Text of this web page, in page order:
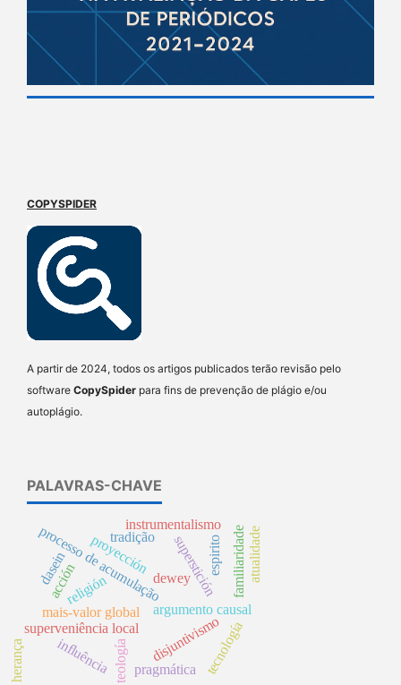
COPYSPIDER
A partir de 2024, todos os artigos publicados terão revisão pelo
software CopySpider para fins de prevenção de plágio e/ou
autoplágio.
PALAVRAS-CHAVE
argumento causal
superstición
proyección
processo de acumulação
mais-valor global
superveniência local
disjuntivismo
religión
tecnología
instrumentalismo
dewey
teología
espirito
influência
familiaridade
dasein
herança
tradição
pragmática
acción atualidade